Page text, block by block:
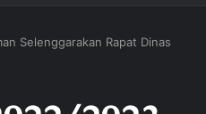
Selenggarakan Rapat Dinas